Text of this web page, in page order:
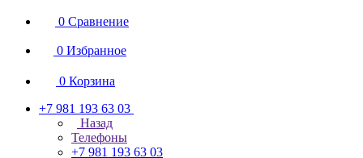
0 Сравнение
0 Избранное
0 Корзина
+7 981 193 63 03
Назад
Телефоны
+7 981 193 63 03